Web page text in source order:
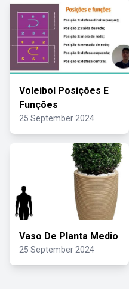
Voleibol Posições E
Funções
25 September 2024
Vaso De Planta Medio
25 September 2024